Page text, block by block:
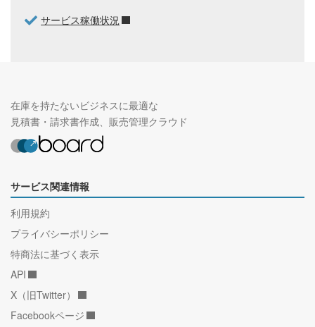
サービス稼働状況
在庫を持たないビジネスに最適な
見積書・請求書作成、販売管理クラウド
サービス関連情報
利用規約
プライバシーポリシー
特商法に基づく表示
API
X（旧Twitter）
Facebookページ